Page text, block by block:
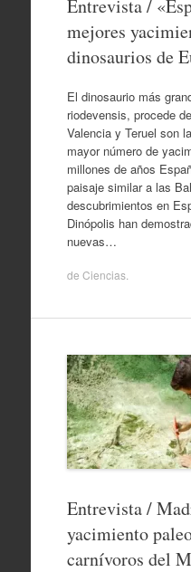
Entrevista /
mejores
dinosaurios de
El dinosaurio más
riodevensis, procede
Valencia y Teruel son
mayor número de
millones de años
paisaje similar a las
descubrimientos en
Dinópolis han
nuevas…
de Ciencias.
Entrevista /
yacimiento
carnívoros del